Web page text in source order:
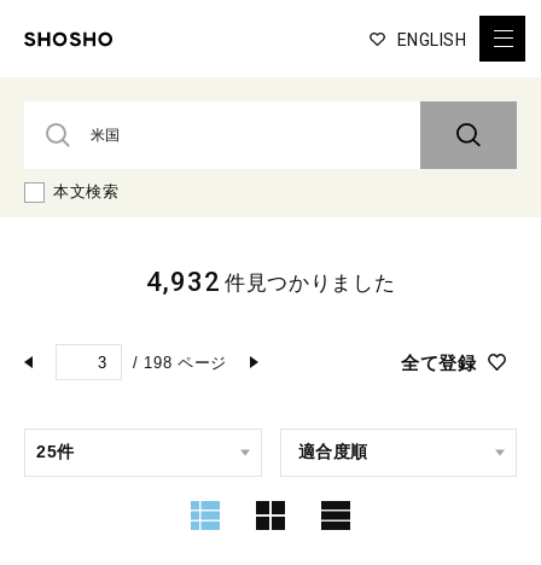
ENGLISH
本文検索
/ 198 ページ 全て登録
4,932 件見つかりました